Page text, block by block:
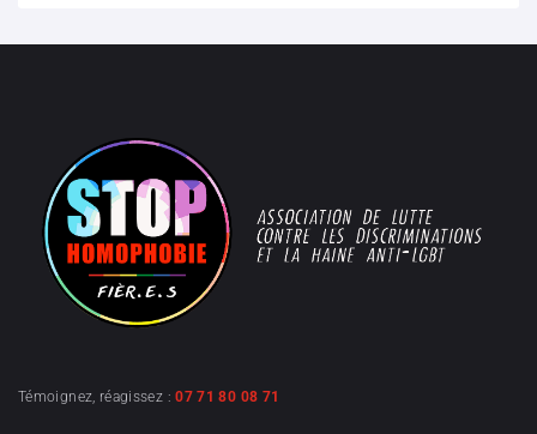
Témoignez, réagissez :07 71 80 08 71